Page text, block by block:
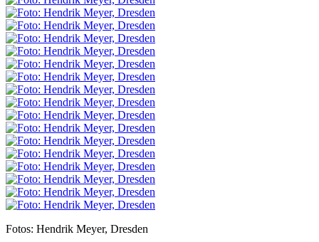
Fotos: Hendrik Meyer, Dresden